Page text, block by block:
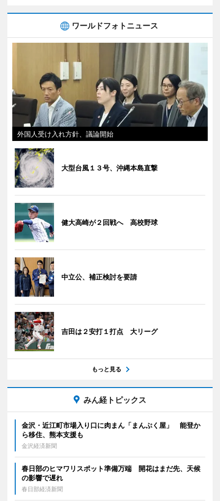
ワールドフォトニュース
外国人受け入れ方針、議論開始
大型台風１３号、沖縄本島直撃
健大高崎が２回戦へ 高校野球
中立公、補正検討を要請
吉田は２安打１打点 大リーグ
もっと見る
みん経トピックス
金沢・近江町市場入り口に肉まん「まんぷく屋」 能登か
ら移住、熊本支援も
金沢経済新聞
春日部のヒマワリスポット準備万端 開花はまだ先、天候
の影響で遅れ
春日部経済新聞